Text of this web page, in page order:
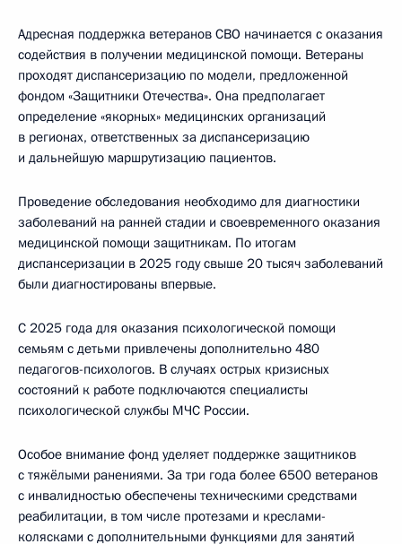
Адресная поддержка ветеранов СВО начинается с оказания
содействия в получении медицинской помощи. Ветераны
проходят диспансеризацию по модели, предложенной
фондом «Защитники Отечества». Она предполагает
определение «якорных» медицинских организаций
в регионах, ответственных за диспансеризацию
и дальнейшую маршрутизацию пациентов.
Проведение обследования необходимо для диагностики
заболеваний на ранней стадии и своевременного оказания
медицинской помощи защитникам. По итогам
диспансеризации в 2025 году свыше 20 тысяч заболеваний
были диагностированы впервые.
С 2025 года для оказания психологической помощи
семьям с детьми привлечены дополнительно 480
педагогов-психологов. В случаях острых кризисных
состояний к работе подключаются специалисты
психологической службы МЧС России.
Особое внимание фонд уделяет поддержке защитников
с тяжёлыми ранениями. За три года более 6500 ветеранов
с инвалидностью обеспечены техническими средствами
реабилитации, в том числе протезами и креслами-
колясками с дополнительными функциями для занятий